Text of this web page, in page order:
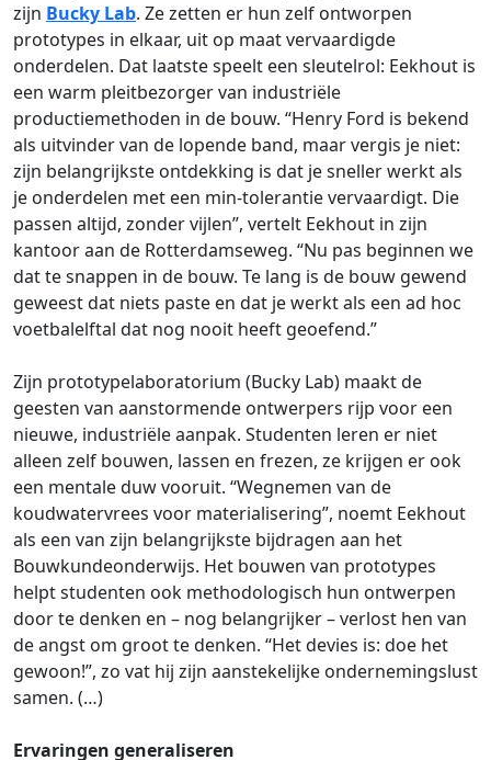
zijn Bucky Lab. Ze zetten er hun zelf ontworpen
prototypes in elkaar, uit op maat vervaardigde
onderdelen. Dat laatste speelt een sleutelrol: Eekhout is
een warm pleitbezorger van industriële
productiemethoden in de bouw. “Henry Ford is bekend
als uitvinder van de lopende band, maar vergis je niet:
zijn belangrijkste ontdekking is dat je sneller werkt als
je onderdelen met een min-tolerantie vervaardigt. Die
passen altijd, zonder vijlen”, vertelt Eekhout in zijn
kantoor aan de Rotterdamseweg. “Nu pas beginnen we
dat te snappen in de bouw. Te lang is de bouw gewend
geweest dat niets paste en dat je werkt als een ad hoc
voetbalelftal dat nog nooit heeft geoefend.”
Zijn prototypelaboratorium (Bucky Lab) maakt de
geesten van aanstormende ontwerpers rijp voor een
nieuwe, industriële aanpak. Studenten leren er niet
alleen zelf bouwen, lassen en frezen, ze krijgen er ook
een mentale duw vooruit. “Wegnemen van de
koudwatervrees voor materialisering”, noemt Eekhout
als een van zijn belangrijkste bijdragen aan het
Bouwkundeonderwijs. Het bouwen van prototypes
helpt studenten ook methodologisch hun ontwerpen
door te denken en – nog belangrijker – verlost hen van
de angst om groot te denken. “Het devies is: doe het
gewoon!”, zo vat hij zijn aanstekelijke ondernemingslust
samen. (…)
Ervaringen generaliseren